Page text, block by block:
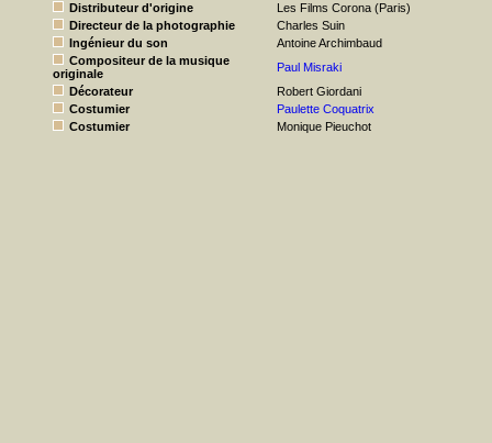
Distributeur d'origine
Les Films Corona (Paris)
Directeur de la photographie
Charles Suin
Ingénieur du son
Antoine Archimbaud
Compositeur de la musique
originale
Paul Misraki
Décorateur
Robert Giordani
Costumier
Paulette Coquatrix
Costumier
Monique Pieuchot